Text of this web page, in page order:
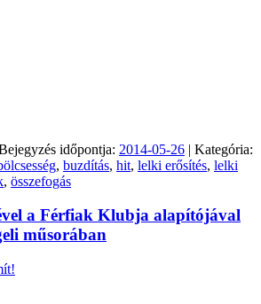
időpontja: 2014-05-26 | Kategória:
, buzdítás, hit, lelki erősítés, lelki
, összefogás
a Férfiak Klubja alapítójával
műsorában